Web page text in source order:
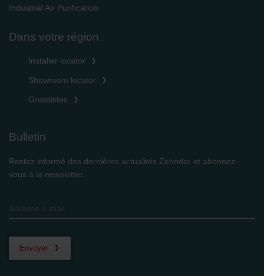
Industrial Air Purification
Dans votre région
Installer locator
Showroom locator
Grossistes
Bulletin
Restez informé des dernières actualités Zehnder et abonnez-
vous à la newsletter.
Envoyer